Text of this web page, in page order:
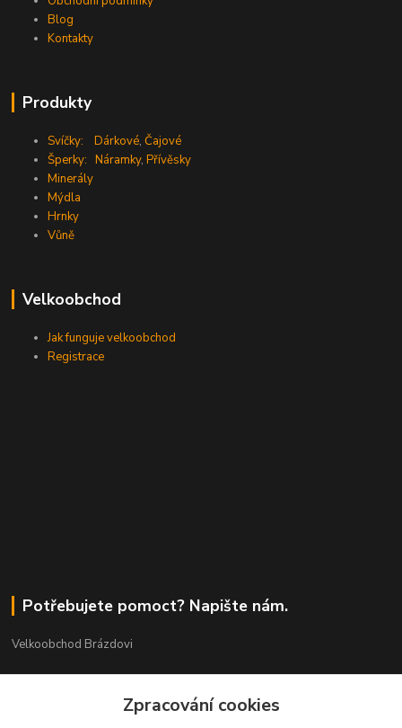
Blog
Kontakty
Produkty
Svíčky: Dárkové,Čajové
Šperky: Náramky,Přívěsky
Minerály
Mýdla
Hrnky
Vůně
Velkoobchod
Jak funguje velkoobchod
Registrace
Potřebujete pomoct? Napište nám.
Velkoobchod Brázdovi
+420 602 565 661Zpracování cookies